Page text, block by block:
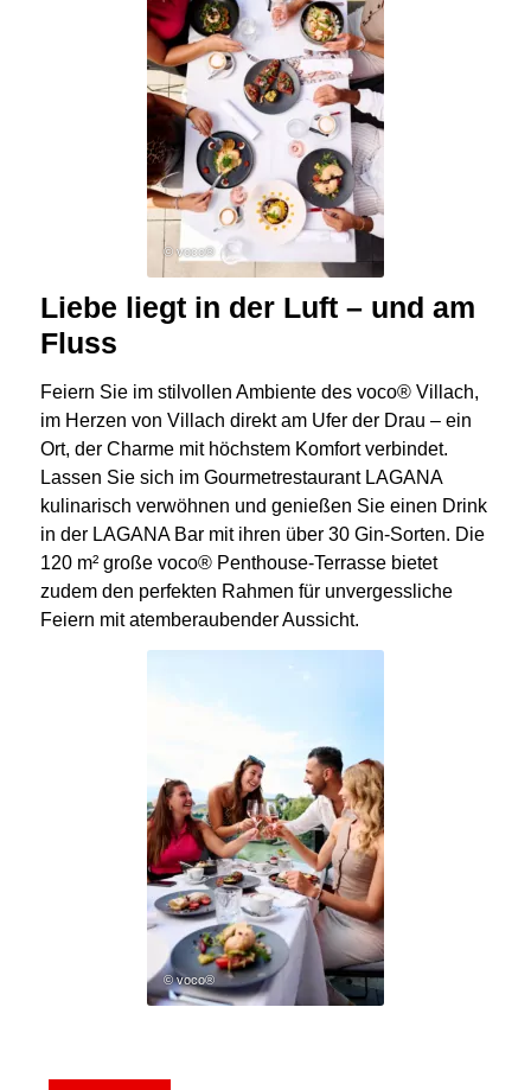
© voco®
Liebe liegt in der Luft – und am
Fluss
Feiern Sie im stilvollen Ambiente des voco® Villach,
im Herzen von Villach direkt am Ufer der Drau – ein
Ort, der Charme mit höchstem Komfort verbindet.
Lassen Sie sich im Gourmetrestaurant LAGANA
kulinarisch verwöhnen und genießen Sie einen Drink
in der LAGANA Bar mit ihren über 30 Gin-Sorten. Die
120 m² große voco® Penthouse-Terrasse bietet
zudem den perfekten Rahmen für unvergessliche
Feiern mit atemberaubender Aussicht.
© voco®